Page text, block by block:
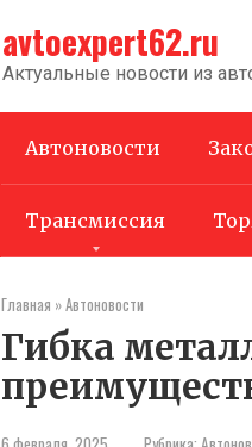
avtoexpert62.ru
Актуальные новости из
Автоновости
Трансмиссия
Главная »Автоновости
Гибка